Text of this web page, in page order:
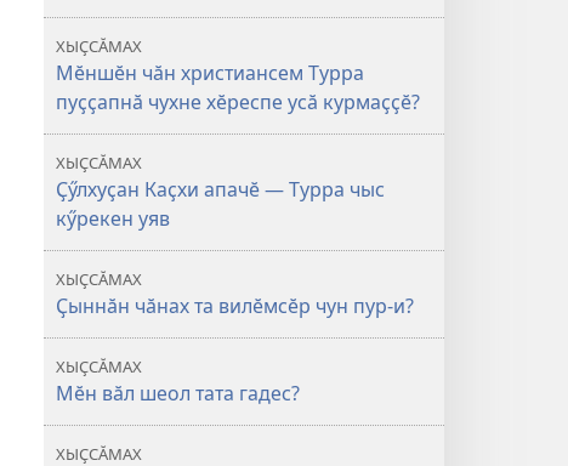
ХЫҪСӐМАХ
Мӗншӗн чӑн христиансем Турра
пуҫҫапнӑ чухне хӗреспе усӑ курмаҫҫӗ?
ХЫҪСӐМАХ
Ҫӳлхуҫан Каҫхи апачӗ — Турра чыс
кӳрекен уяв
ХЫҪСӐМАХ
Ҫыннӑн чӑнах та вилӗмсӗр чун пур-и?
ХЫҪСӐМАХ
Мӗн вӑл шеол тата гадес?
ХЫҪСӐМАХ